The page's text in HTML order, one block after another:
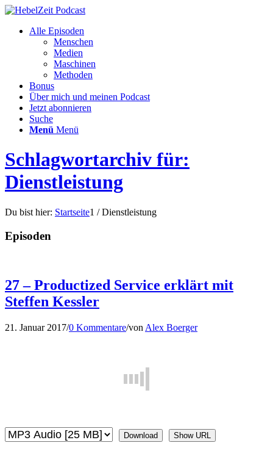
Alle Episoden
Menschen
Medien
Maschinen
Methoden
Bonus
Über mich und meinen Podcast
Jetzt abonnieren
Suche
Menü Menü
Schlagwortarchiv für:
Dienstleistung
Du bist hier: Startseite1 / Dienstleistung
Episoden
27 – Productized Service erklärt mit
Steffen Kessler
21. Januar 2017/0 Kommentare/von Alex Boerger
Download Show URL